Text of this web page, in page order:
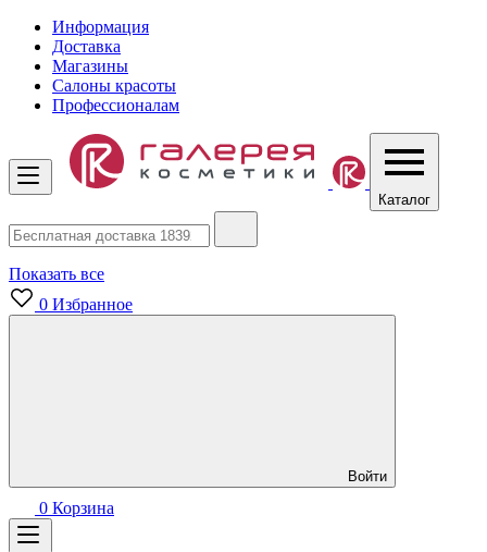
Информация
Доставка
Магазины
Салоны красоты
Профессионалам
Каталог
Показать все
0 Избранное
Войти
0 Корзина